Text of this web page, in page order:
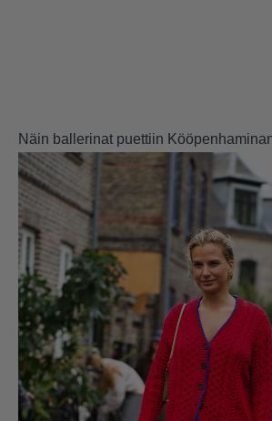
Näin ballerinat puettiin